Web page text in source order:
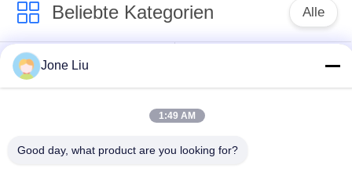
Luft-
Suspendierungs-
Reparatur-Set
402
Beliebte Kategorien Alle
Luft-Suspendierungs-
Schock
BENZluft-
Suspendierungs-Teile
Jone Liu
1:49 AM
Good day, what product are you looking for?